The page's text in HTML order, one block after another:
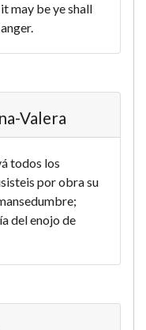
may be ye shall
Valera
todos los
por obra su
del enojo de